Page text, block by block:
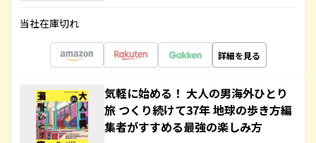
当社在庫切れ
詳細を見る
気軽に始める！ 大人の男海外ひとり
旅 つくり続けて37年 地球の歩き方編
集者がすすめる最強の楽しみ方